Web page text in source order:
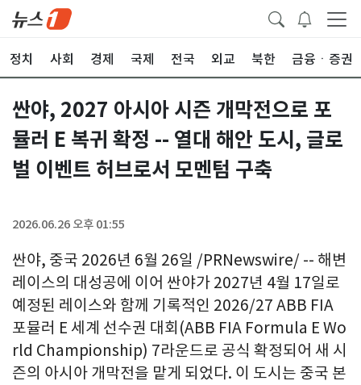
정치 사회 경제 국제 전국 외교 북한 금융ㆍ증권
싼야, 2027 아시아 시즌 개막전으로 포
뮬러 E 복귀 확정 -- 열대 해안 도시, 글로
벌 이벤트 허브로서 모멘텀 구축
2026.06.26 오후 01:55
싼야, 중국 2026년 6월 26일 /PRNewswire/ -- 해변
레이스의 대성공에 이어 싼야가 2027년 4월 17일로
예정된 레이스와 함께 기록적인 2026/27 ABB FIA
포뮬러 E 세계 선수권 대회(ABB FIA Formula E Wo
rld Championship) 7라운드로 공식 확정되어 새 시
즌의 아시아 개막전을 맡게 되었다. 이 도시는 중국 본